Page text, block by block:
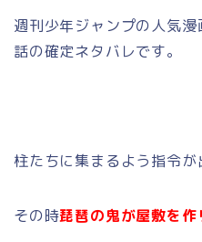
週刊少年ジャンプの人気
話の確定ネタバレです。
柱たちに集まるよう指令が
その時琵琶の鬼が屋敷を作